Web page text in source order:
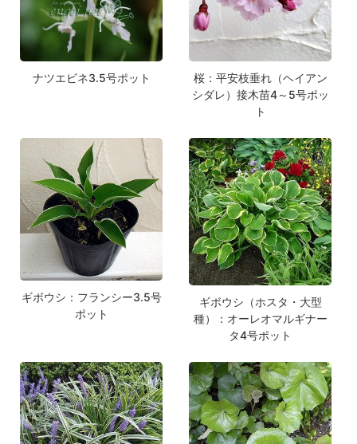
ナツエビネ3.5号ポット
桜：平安枝垂れ（ヘイアン
シダレ）接木苗4～5号ポッ
ト
ギボウシ：フランシー3.5号
ポット
ギボウシ（ホスタ・大型
種）：オーレオマルギナー
タ4号ポット